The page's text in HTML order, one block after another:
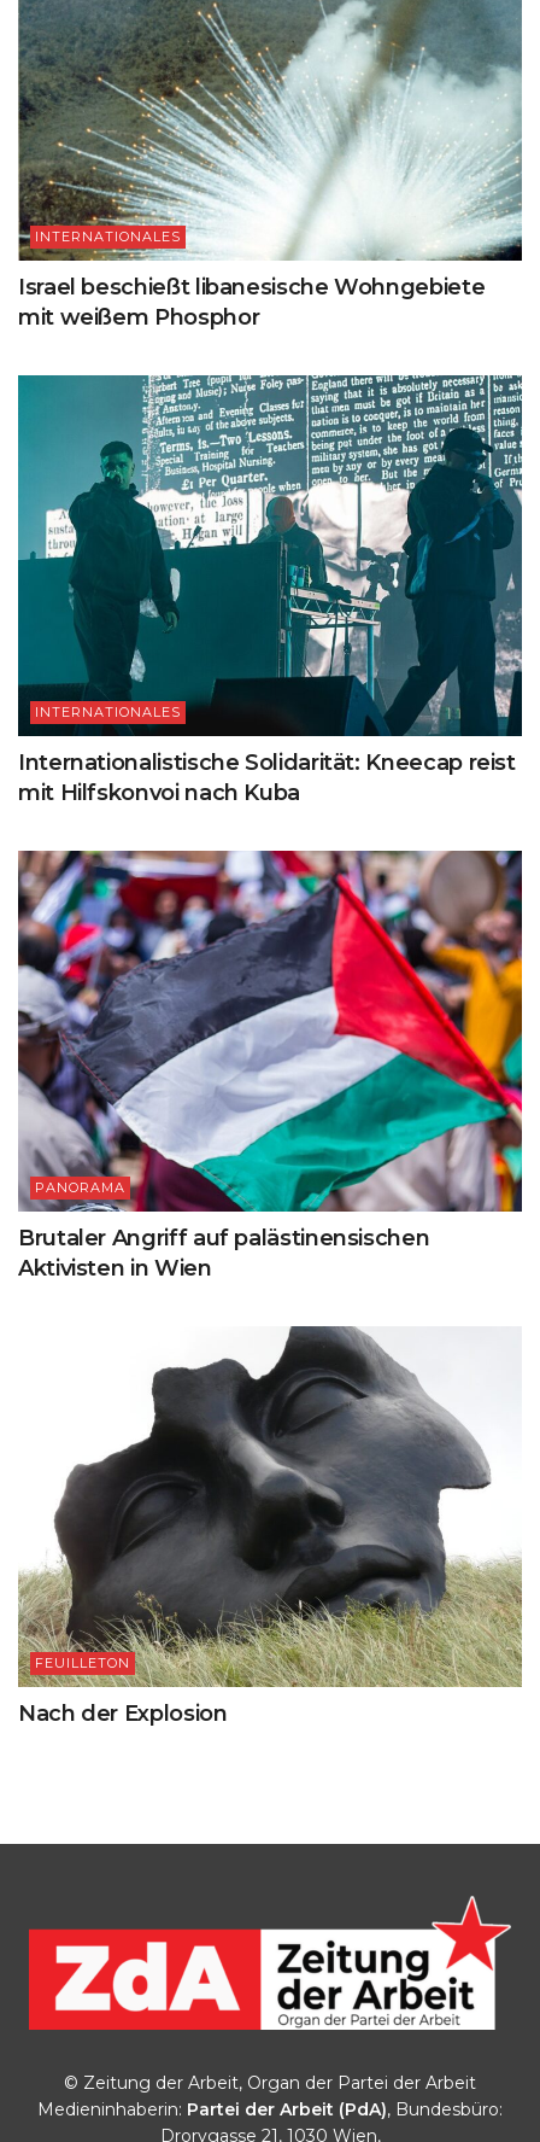
INTERNATIONALES
Israel beschießt libanesische Wohngebiete
mit weißem Phosphor
INTERNATIONALES
Internationalistische Solidarität: Kneecap reist
mit Hilfskonvoi nach Kuba
PANORAMA
Brutaler Angriff auf palästinensischen
Aktivisten in Wien
FEUILLETON
Nach der Explosion
© Zeitung der Arbeit, Organ der Partei der Arbeit
Medieninhaberin: Partei der Arbeit (PdA), Bundesbüro:
Drorygasse 21, 1030 Wien,